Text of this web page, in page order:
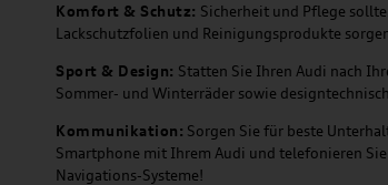
Komfort & Schutz: Sicherheit und Pflege
Lackschutzfolien und Reinigungsprodukte
Sport & Design: Statten Sie Ihren Audi nach
Sommer- und Winterräder sowie
Kommunikation: Sorgen Sie für beste
Smartphone mit Ihrem Audi und telefonieren
Navigations-Systeme!